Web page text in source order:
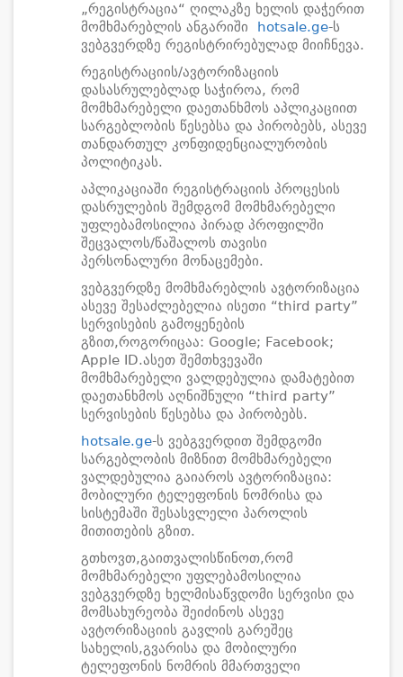
„რეგისტრაცია“ ღილაკზე ხელის დაჭერით
მომხმარებლის ანგარიში hotsale.ge-ს
ვებგვერდზე რეგისტრირებულად მიიჩნევა.
რეგისტრაციის/ავტორიზაციის
დასასრულებლად საჭიროა, რომ
მომხმარებელი დაეთანხმოს აპლიკაციით
სარგებლობის წესებსა და პირობებს, ასევე
თანდართულ კონფიდენციალურობის
პოლიტიკას.
აპლიკაციაში რეგისტრაციის პროცესის
დასრულების შემდგომ მომხმარებელი
უფლებამოსილია პირად პროფილში
შეცვალოს/წაშალოს თავისი
პერსონალური მონაცემები.
ვებგვერდზე მომხმარებლის ავტორიზაცია
ასევე შესაძლებელია ისეთი “third party”
სერვისების გამოყენების
გზით,როგორიცაა: Google; Facebook;
Apple ID.ასეთ შემთხვევაში
მომხმარებელი ვალდებულია დამატებით
დაეთანხმოს აღნიშნული “third party”
სერვისების წესებსა და პირობებს.
hotsale.ge-ს ვებგვერდით შემდგომი
სარგებლობის მიზნით მომხმარებელი
ვალდებულია გაიაროს ავტორიზაცია:
მობილური ტელეფონის ნომრისა და
სისტემაში შესასვლელი პაროლის
მითითების გზით.
გთხოვთ,გაითვალისწინოთ,რომ
მომხმარებელი უფლებამოსილია
ვებგვერდზე ხელმისაწვდომი სერვისი და
მომსახურეობა შეიძინოს ასევე
ავტორიზაციის გავლის გარეშეც
სახელის,გვარისა და მობილური
ტელეფონის ნომრის მმართველი